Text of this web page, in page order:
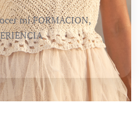
mi FORMACION,